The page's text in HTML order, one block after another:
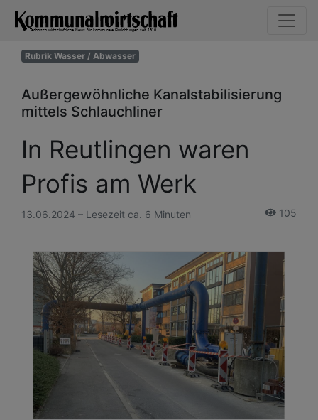
Rubrik Wasser / Abwasser
Außergewöhnliche Kanalstabilisierung
mittels Schlauchliner
In Reutlingen waren
Profis am Werk
13.06.2024 – Lesezeit ca. 6 Minuten 105